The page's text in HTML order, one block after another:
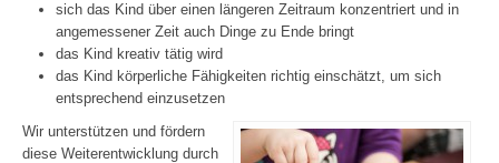
sich das Kind über einen längeren Zeitraum konzentriert und in
angemessener Zeit auch Dinge zu Ende bringt
das Kind kreativ tätig wird
das Kind körperliche Fähigkeiten richtig einschätzt, um sich
entsprechend einzusetzen
Wir unterstützen und fördern
diese Weiterentwicklung durch